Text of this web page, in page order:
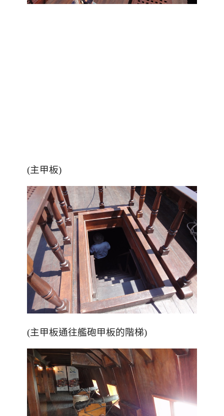
(主甲板)
(主甲板通往艦砲甲板的階梯)